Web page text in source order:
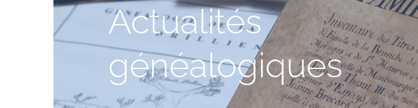
Actualités
généalogiques